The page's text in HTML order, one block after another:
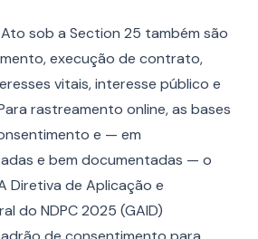
sob a Section 25 também são
execução de contrato,
vitais, interesse público e
rastreamento online, as bases
e — em
e bem documentadas — o
Diretiva de Aplicação e
do NDPC 2025 (GAID)